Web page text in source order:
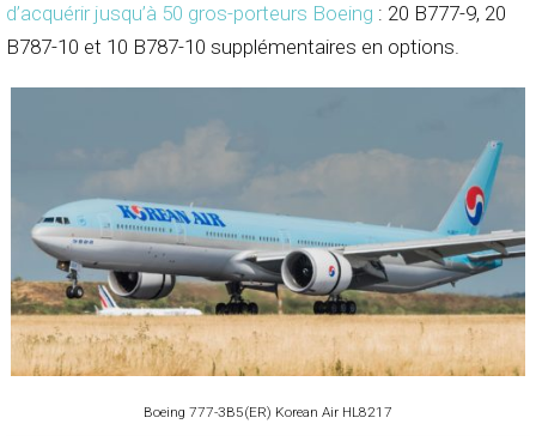
d’acquérir jusqu’à 50 gros-porteurs Boeing : 20 B777-9, 20
B787-10 et 10 B787-10 supplémentaires en options.
Boeing 777-3B5(ER) Korean Air HL8217